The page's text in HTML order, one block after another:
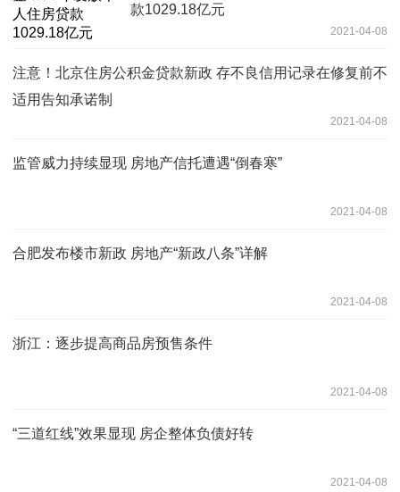
款1029.18亿元
2021-04-08
注意！北京住房公积金贷款新政 存不良信用记录在修复前不
适用告知承诺制
2021-04-08
监管威力持续显现 房地产信托遭遇“倒春寒”
2021-04-08
合肥发布楼市新政 房地产“新政八条”详解
2021-04-08
浙江：逐步提高商品房预售条件
2021-04-08
“三道红线”效果显现 房企整体负债好转
2021-04-08